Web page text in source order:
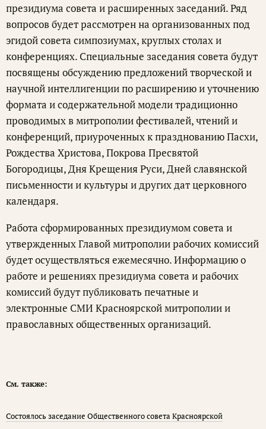
президиума совета и расширенных заседаний. Ряд
вопросов будет рассмотрен на организованных под
эгидой совета симпозиумах, круглых столах и
конференциях. Специальные заседания совета будут
посвящены обсуждению предложений творческой и
научной интеллигенции по расширению и уточнению
формата и содержательной модели традиционно
проводимых в митрополии фестивалей, чтений и
конференций, приуроченных к празднованию Пасхи,
Рождества Христова, Покрова Пресвятой
Богородицы, Дня Крещения Руси, Дней славянской
письменности и культуры и других дат церковного
календаря.
Работа сформированных президиумом совета и
утвержденных Главой митрополии рабочих комиссий
будет осуществляться ежемесячно. Информацию о
работе и решениях президиума совета и рабочих
комиссий будут публиковать печатные и
электронные СМИ Красноярской митрополии и
православных общественных организаций.
См. также:
Состоялось заседание Общественного совета Красноярской